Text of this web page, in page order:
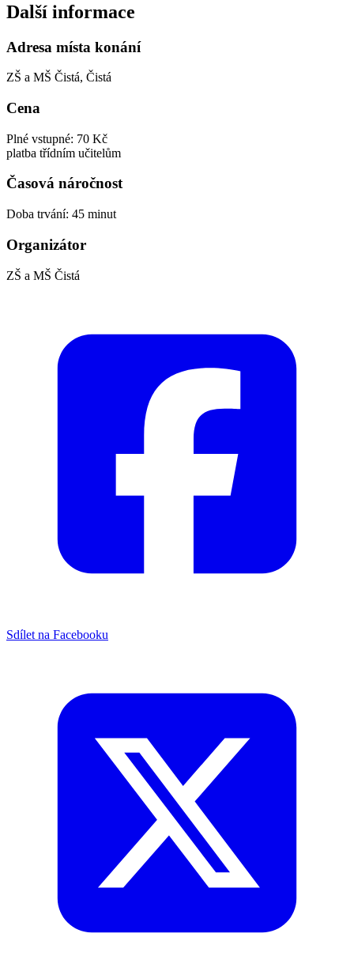
Další informace
Adresa místa konání
ZŠ a MŠ Čistá, Čistá
Cena
Plné vstupné: 70 Kč
platba třídním učitelům
Časová náročnost
Doba trvání: 45 minut
Organizátor
ZŠ a MŠ Čistá
Sdílet na Facebooku